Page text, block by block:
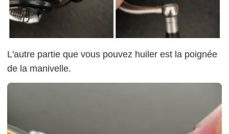
L'autre partie que vous pouvez huiler est la poignée
de la manivelle.